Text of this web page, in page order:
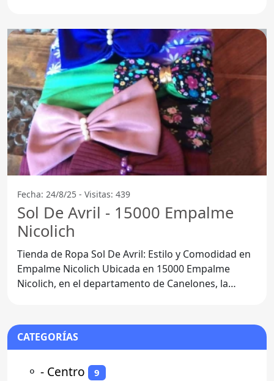
Fecha: 24/8/25 - Visitas: 439
Sol De Avril - 15000 Empalme
Nicolich
Tienda de Ropa Sol De Avril: Estilo y Comodidad en
Empalme Nicolich Ubicada en 15000 Empalme
Nicolich, en el departamento de Canelones, la
CATEGORÍAS
⚬ - Centro 9